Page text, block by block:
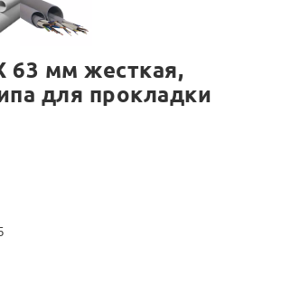
63 мм жесткая,
для прокладки